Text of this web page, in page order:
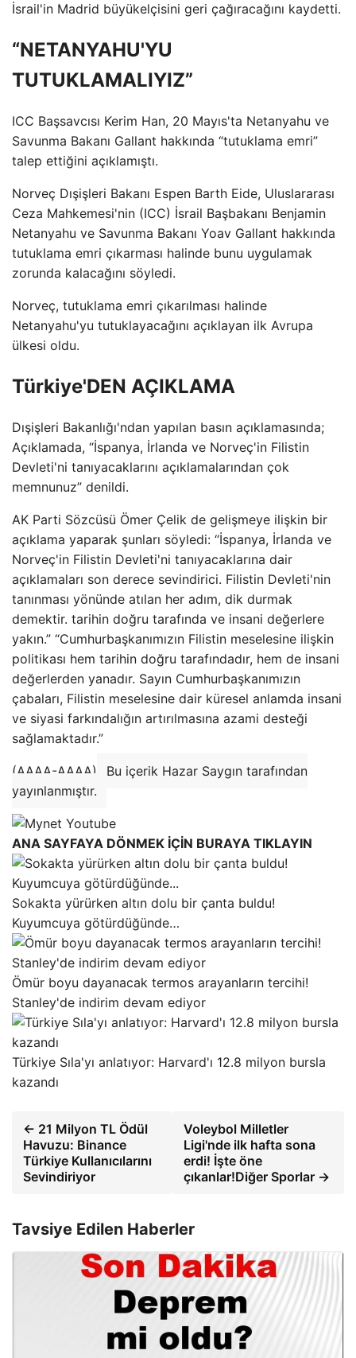
İsrail'in Madrid büyükelçisini geri çağıracağını kaydetti.
“NETANYAHU'YU
TUTUKLAMALIYIZ”
ICC Başsavcısı Kerim Han, 20 Mayıs'ta Netanyahu ve
Savunma Bakanı Gallant hakkında “tutuklama emri”
talep ettiğini açıklamıştı.
Norveç Dışişleri Bakanı Espen Barth Eide, Uluslararası
Ceza Mahkemesi'nin (ICC) İsrail Başbakanı Benjamin
Netanyahu ve Savunma Bakanı Yoav Gallant hakkında
tutuklama emri çıkarması halinde bunu uygulamak
zorunda kalacağını söyledi.
Norveç, tutuklama emri çıkarılması halinde
Netanyahu'yu tutuklayacağını açıklayan ilk Avrupa
ülkesi oldu.
Türkiye'DEN AÇIKLAMA
Dışişleri Bakanlığı'ndan yapılan basın açıklamasında;
Açıklamada, “İspanya, İrlanda ve Norveç'in Filistin
Devleti'ni tanıyacaklarını açıklamalarından çok
memnunuz” denildi.
AK Parti Sözcüsü Ömer Çelik de gelişmeye ilişkin bir
açıklama yaparak şunları söyledi: “İspanya, İrlanda ve
Norveç'in Filistin Devleti'ni tanıyacaklarına dair
açıklamaları son derece sevindirici. Filistin Devleti'nin
tanınması yönünde atılan her adım, dik durmak
demektir. tarihin doğru tarafında ve insani değerlere
yakın.” “Cumhurbaşkanımızın Filistin meselesine ilişkin
politikası hem tarihin doğru tarafındadır, hem de insani
değerlerden yanadır. Sayın Cumhurbaşkanımızın
çabaları, Filistin meselesine dair küresel anlamda insani
ve siyasi farkındalığın artırılmasına azami desteği
sağlamaktadır.”
(AAAA-AAAA)
Bu içerik Hazar Saygın tarafından
yayınlanmıştır.
ANA SAYFAYA DÖNMEK İÇİN BURAYA TIKLAYIN
Sokakta yürürken altın dolu bir çanta buldu!
Kuyumcuya götürdüğünde…
Ömür boyu dayanacak termos arayanların tercihi!
Stanley'de indirim devam ediyor
Türkiye Sıla'yı anlatıyor: Harvard'ı 12.8 milyon bursla
kazandı
← 21 Milyon TL Ödül
Havuzu: Binance
Türkiye Kullanıcılarını
Sevindiriyor
Voleybol Milletler
Ligi'nde ilk hafta sona
erdi! İşte öne
çıkanlar!Diğer Sporlar →
Tavsiye Edilen Haberler